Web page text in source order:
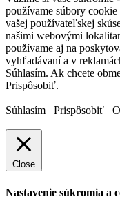
používame súbory
vašej používateľskej
našimi webovými
používame aj na
vyhľadávaní a v
Súhlasím. Ak chcete
Prispôsobiť.
Súhlasím Prispôsobiť
Close
Nastavenie súkromia a